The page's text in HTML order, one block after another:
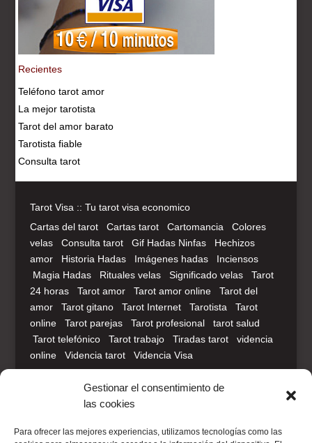
Gestionar el consentimiento de
las cookies
Para ofrecer las mejores experiencias, utilizamos tecnologías como las
Recientes
Teléfono tarot amor
La mejor tarotista
Tarot del amor barato
Tarotista fiable
Consulta tarot
Tarot Visa :: Tu tarot visa economico
Cartas del tarot
Cartas tarot Cartomancia
Colores
velas
Consulta tarot Gif Hadas Ninfas
Hechizos
amor
Historia Hadas Imágenes hadas
Inciensos
Magia Hadas
Rituales velas Significado velas
Tarot
24 horas
Tarot amor Tarot amor online
Tarot del
amor
Tarot gitano Tarot Internet Tarotista
Tarot
online
Tarot parejas Tarot profesional
tarot salud
Tarot telefónico
Tarot trabajo Tiradas tarot
videncia
online
Videncia tarot Videncia Visa